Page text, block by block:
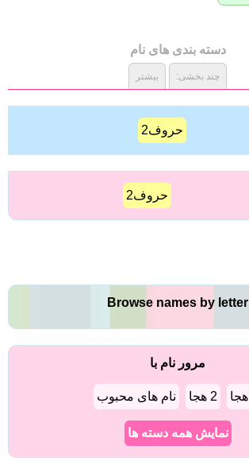
دسته بندی های نام
چند بخشی: بیشتر
حروف2
حروف2
Browse names by letter
مرور نام با
2 هجا نام های محبوب
نمایش همه دسته ها